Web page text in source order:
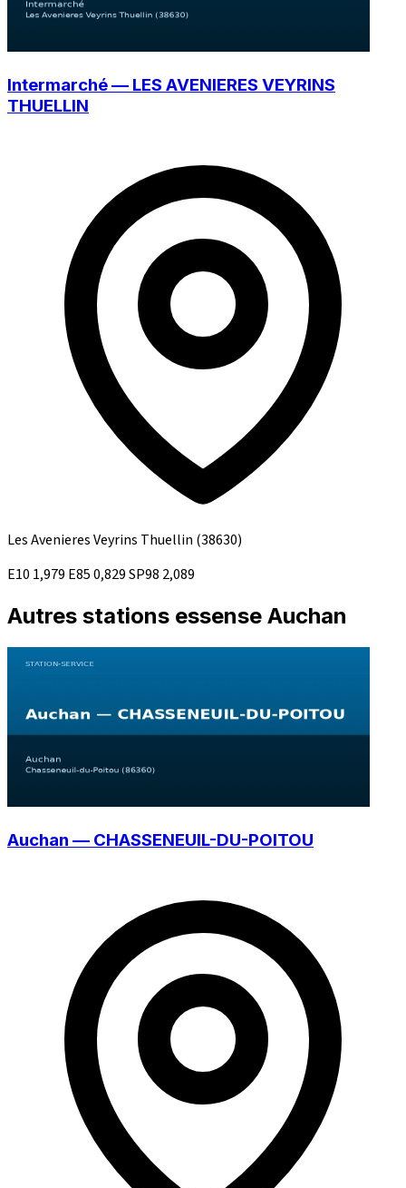
Intermarché — LES AVENIERES VEYRINS
THUELLIN
Les Avenieres Veyrins Thuellin (38630)
E10 1,979 E850,829SP98 2,089
Autres stations essense Auchan
Auchan — CHASSENEUIL-DU-POITOU